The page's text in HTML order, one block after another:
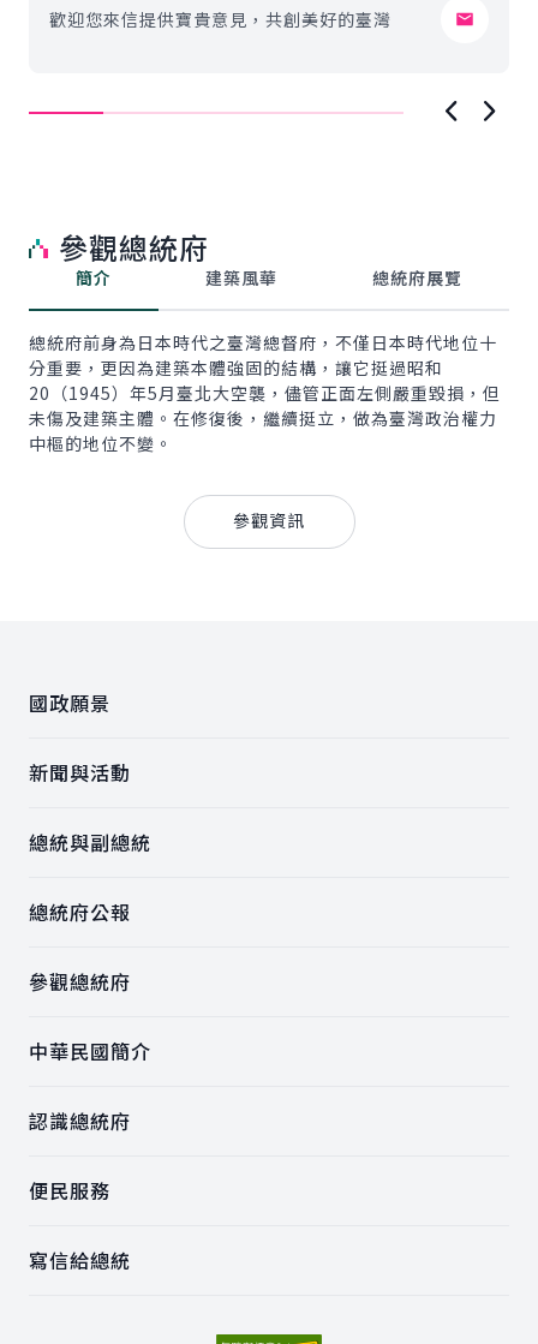
歡迎您來信提供寶貴意見，共創美好的臺灣
參觀總統府
簡介 建築風華 總統府展覽
總統府前身為日本時代之臺灣總督府，不僅日本時代地位十
分重要，更因為建築本體強固的結構，讓它挺過昭和
20（1945）年5月臺北大空襲，儘管正面左側嚴重毀損，但
未傷及建築主體。在修復後，繼續挺立，做為臺灣政治權力
中樞的地位不變。
參觀資訊
國政願景
新聞與活動
總統與副總統
總統府公報
參觀總統府
中華民國簡介
認識總統府
便民服務
寫信給總統